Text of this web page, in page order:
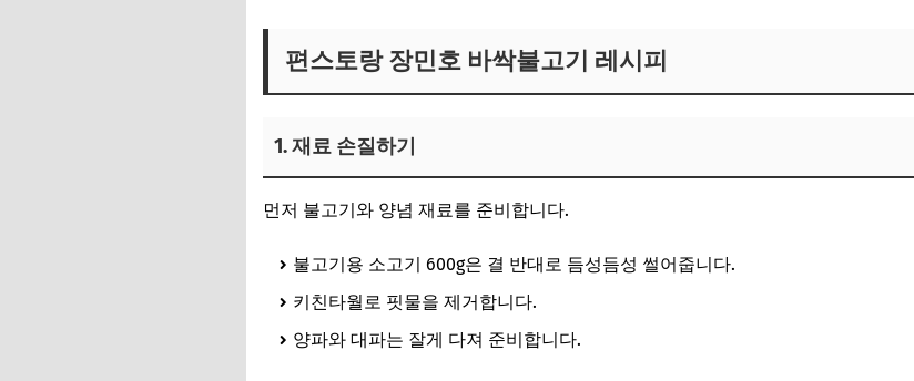
편스토랑 장민호 바싹불고기 레시피
1. 재료 손질하기
먼저 불고기와 양념 재료를 준비합니다.
불고기용 소고기 600g은 결 반대로 듬성듬성 썰어줍니다.
키친타월로 핏물을 제거합니다.
양파와 대파는 잘게 다져 준비합니다.